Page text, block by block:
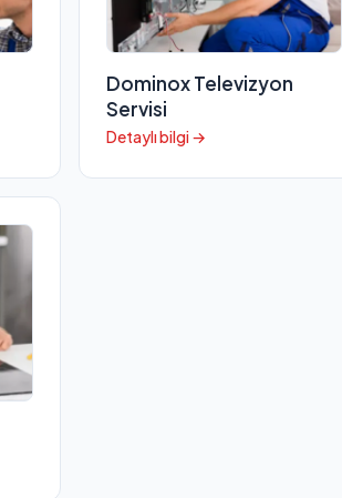
Dominox Televizyon
Servisi
Detaylı bilgi →